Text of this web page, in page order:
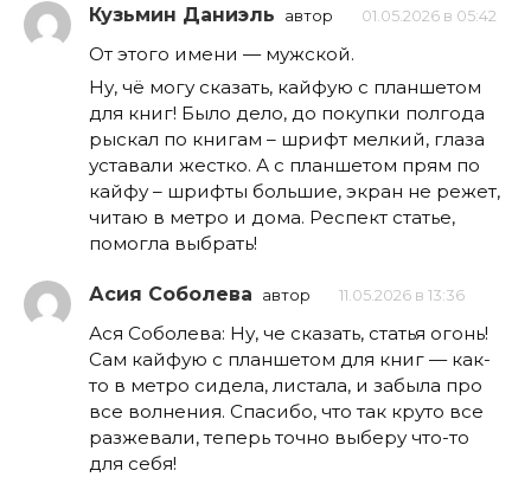
Кузьмин Даниэль автор 01.05.2026 в 05:42
От этого имени — мужской.
Ну, чё могу сказать, кайфую с планшетом
для книг! Было дело, до покупки полгода
рыскал по книгам – шрифт мелкий, глаза
уставали жестко. А с планшетом прям по
кайфу – шрифты большие, экран не режет,
читаю в метро и дома. Респект статье,
помогла выбрать!
Асия Соболева автор 11.05.2026 в 13:36
Ася Соболева: Ну, че сказать, статья огонь!
Сам кайфую с планшетом для книг — как-
то в метро сидела, листала, и забыла про
все волнения. Спасибо, что так круто все
разжевали, теперь точно выберу что-то
для себя!